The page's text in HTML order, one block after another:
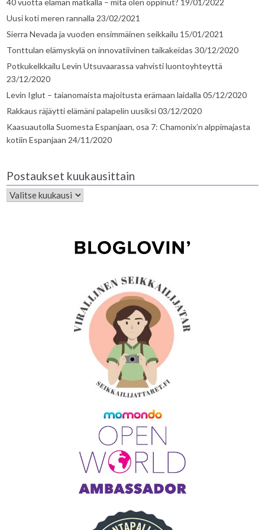
40 vuotta elämän matkalla – mitä olen oppinut? 19/01/2022
Uusi koti meren rannalla 23/02/2021
Sierra Nevada ja vuoden ensimmäinen seikkailu 15/01/2021
Tonttulan elämyskylä on innovatiivinen taikakeidas 30/12/2020
Potkukelkkailu Levin Utsuvaarassa vahvisti luontoyhteyttä
23/12/2020
Levin Iglut – taianomaista majoitusta erämaan laidalla 05/12/2020
Rakkaus räjäytti elämäni palapelin uusiksi03/12/2020
Kaasuautolla Suomesta Espanjaan, osa 7: Chamonix’n alppimajasta
kotiin Espanjaan 24/11/2020
Postaukset kuukausittain